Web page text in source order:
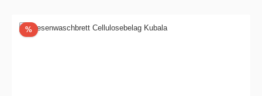
%Rabatt